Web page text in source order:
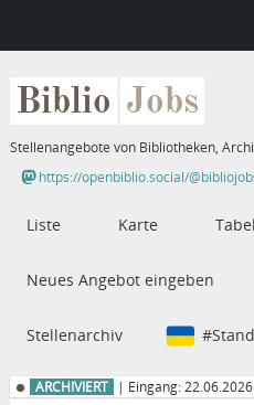
Biblio Jobs
Stellenangebote von Bibliotheken,
https://openbiblio.social/
Liste Karte
Neues Angebot eingeben
Stellenarchiv
ARCHIVIERT | Eingang: 22.06.2026